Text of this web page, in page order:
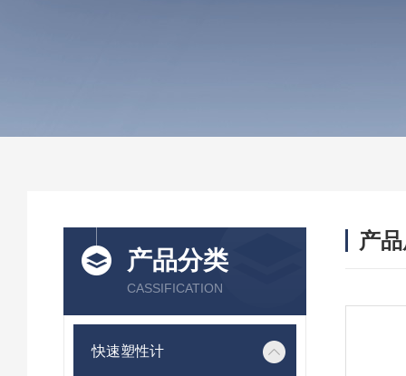
产品分类
CASSIFICATION
快速塑性计
产